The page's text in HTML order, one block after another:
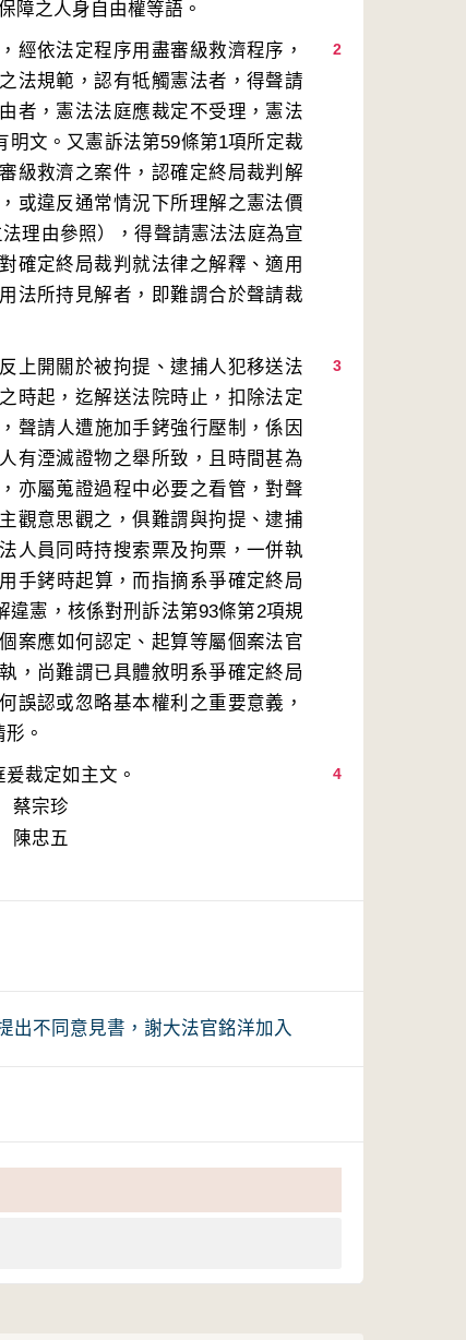
2
經依法定程序用盡審級救濟程序，
法規範，認有牴觸憲法者，得聲請
者，憲法法庭應裁定不受理，憲法
文。又憲訴法第59條第1項所定裁
級救濟之案件，認確定終局裁判解
或違反通常情況下所理解之憲法價
理由參照），得聲請憲法法庭為宣
確定終局裁判就法律之解釋、適用
法所持見解者，即難謂合於聲請裁
3
上開關於被拘提、逮捕人犯移送法
時起，迄解送法院時止，扣除法定
聲請人遭施加手銬強行壓制，係因
有湮滅證物之舉所致，且時間甚為
亦屬蒐證過程中必要之看管，對聲
觀意思觀之，俱難謂與拘提、逮捕
人員同時持搜索票及拘票，一併執
手銬時起算，而指摘系爭確定終局
憲，核係對刑訴法第93條第2項規
案應如何認定、起算等屬個案法官
，尚難謂已具體敘明系爭確定終局
誤認或忽略基本權利之重要意義，
4
蔡宗珍
陳忠五
出不同意見書，謝大法官銘洋加入